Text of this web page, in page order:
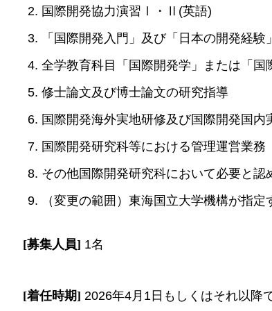
国際開発協力演習Ⅰ・Ⅱ(英語)
「国際開発入門」及び「日本の開発経験
全学教育科目「国際開発学」または「国
修士論文及び博士論文の研究指導
国際開発海外実地研修及び国際開発国内
国際開発研究科等における管理運営業務
その他国際開発研究科において必要と認
（変更の範囲）東海国立大学機構が指
[募集人員] 1名
[着任時期] 2026年4月1日もしくはそれ以降